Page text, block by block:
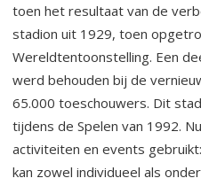
toen het resultaat van de
stadion uit 1929, toen
Wereldtentoonstelling. Een
werd behouden bij de
65.000 toeschouwers. Dit
tijdens de Spelen van 1992.
activiteiten en events
kan zowel individueel als